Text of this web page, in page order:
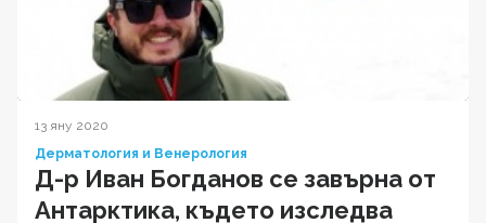
13 яну 2020
Дерматология и Венерология
Д-р Иван Богданов се завърна от
Антарктика, където изследва